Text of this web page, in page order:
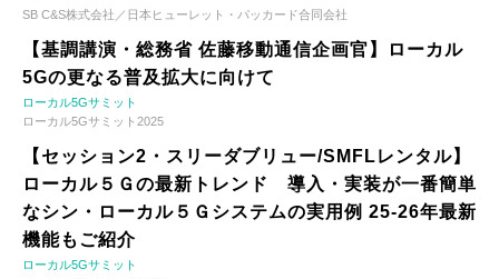
SB C&S株式会社／日本ヒューレット・パッカード合同会社
【基調講演・総務省 佐藤移動通信企画官】ローカル
5Gの更なる普及拡大に向けて
ローカル5Gサミット
ローカル5Gサミット2025
【セッション2・スリーダブリュー/SMFLレンタル】
ローカル５Ｇの最新トレンド 導入・実装が一番簡単
なシン・ローカル５Ｇシステムの実用例 25-26年最新
機能もご紹介
ローカル5Gサミット